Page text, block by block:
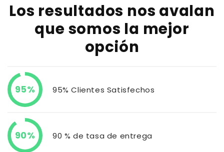
Los resultados nos avalan
que somos la mejor
opción
95% 95% Clientes Satisfechos
90% 90 % de tasa de entrega